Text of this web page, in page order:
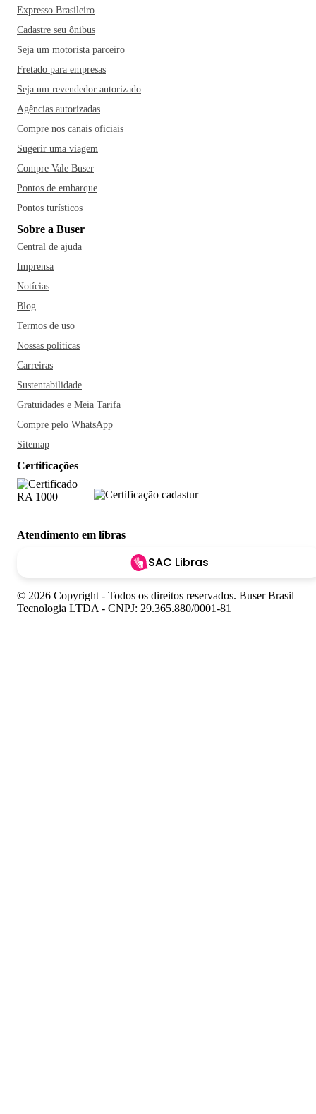
Expresso Brasileiro
Cadastre seu ônibus
Seja um motorista parceiro
Fretado para empresas
Seja um revendedor autorizado
Agências autorizadas
Compre nos canais oficiais
Sugerir uma viagem
Compre Vale Buser
Pontos de embarque
Pontos turísticos
Sobre a Buser
Central de ajuda
Imprensa
Notícias
Blog
Termos de uso
Nossas políticas
Carreiras
Sustentabilidade
Gratuidades e Meia Tarifa
Compre pelo WhatsApp
Sitemap
Certificações
Atendimento em libras
SAC Libras
© 2026 Copyright - Todos os direitos reservados. Buser Brasil
Tecnologia LTDA - CNPJ: 29.365.880/0001-81